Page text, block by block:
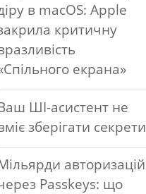
в macOS: Apple
критичну
екрана»
ШІ-асистент не
зберігати секрети
авторизацій
Passkeys: що